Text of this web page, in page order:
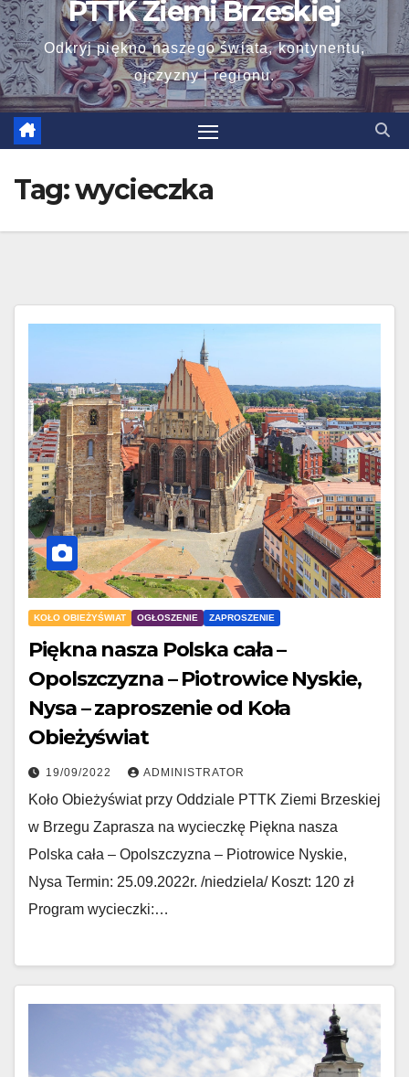
PTTK Ziemi Brzeskiej
Odkryj piękno naszego świata, kontynentu,
ojczyzny i regionu.
Tag:wycieczka
KOŁO OBIEŻYŚWIAT OGŁOSZENIE ZAPROSZENIE
Piękna nasza Polska cała –
Opolszczyzna – Piotrowice Nyskie,
Nysa – zaproszenie od Koła
Obieżyświat
19/09/2022 ADMINISTRATOR
Koło Obieżyświat przy Oddziale PTTK Ziemi Brzeskiej
w Brzegu Zaprasza na wycieczkę Piękna nasza
Polska cała – Opolszczyzna – Piotrowice Nyskie,
Nysa Termin: 25.09.2022r. /niedziela/ Koszt: 120 zł
Program wycieczki:…